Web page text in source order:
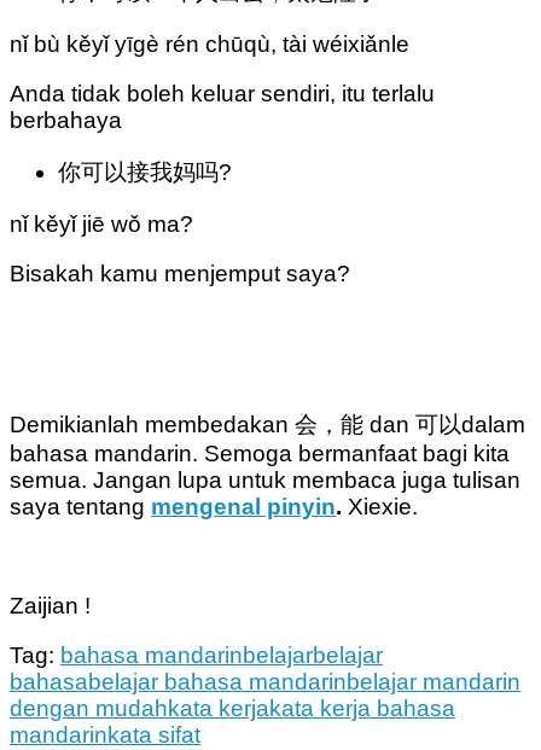
nǐ bù kěyǐ yīgè rén chūqù, tài wéixiǎnle
Anda tidak boleh keluar sendiri, itu terlalu
berbahaya
你可以接我妈吗?
nǐ kěyǐ jiē wǒ ma?
Bisakah kamu menjemput saya?
Demikianlah membedakan 会，能 dan 可以dalam
bahasa mandarin. Semoga bermanfaat bagi kita
semua. Jangan lupa untuk membaca juga tulisan
saya tentang mengenal pinyin. Xiexie.
Zaijian !
Tag: bahasa mandarinbelajarbelajar
bahasabelajar bahasa mandarinbelajar mandarin
dengan mudahkata kerjakata kerja bahasa
mandarinkata sifat